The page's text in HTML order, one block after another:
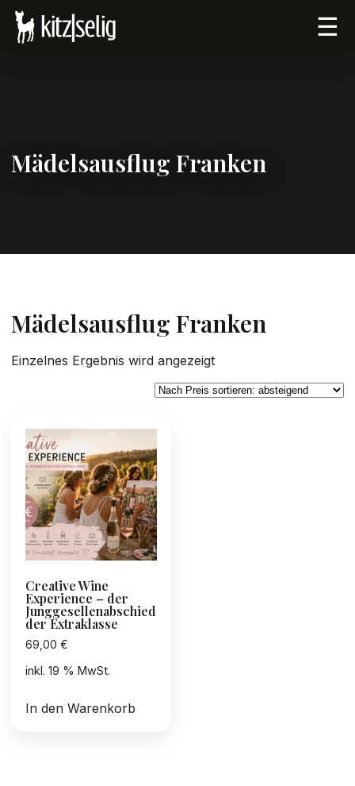
☰
Mädelsausflug Franken
Mädelsausflug Franken
Einzelnes Ergebnis wird angezeigt
Creative Wine
Experience – der
Junggesellenabschied
der Extraklasse
69,00 €
inkl. 19 % MwSt.
In den Warenkorb